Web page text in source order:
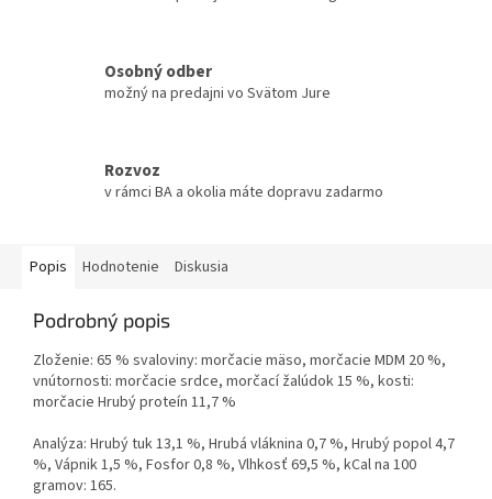
Osobný odber
možný na predajni vo Svätom Jure
Rozvoz
v rámci BA a okolia máte dopravu zadarmo
Popis Hodnotenie Diskusia
Podrobný popis
Zloženie: 65 % svaloviny: morčacie mäso, morčacie MDM 20 %,
vnútornosti: morčacie srdce, morčací žalúdok 15 %, kosti:
morčacie Hrubý proteín 11,7 %
Analýza: Hrubý tuk 13,1 %, Hrubá vláknina 0,7 %, Hrubý popol 4,7
%, Vápnik 1,5 %, Fosfor 0,8 %, Vlhkosť 69,5 %, kCal na 100
gramov: 165.